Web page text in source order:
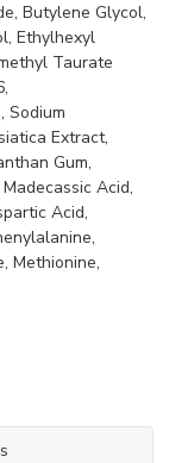
Butylene Glycol,
Ethylhexyl
Taurate
Sodium
Extract,
Gum,
Acid,
Acid,
Methionine,